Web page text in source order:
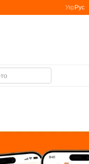
Укр Рус